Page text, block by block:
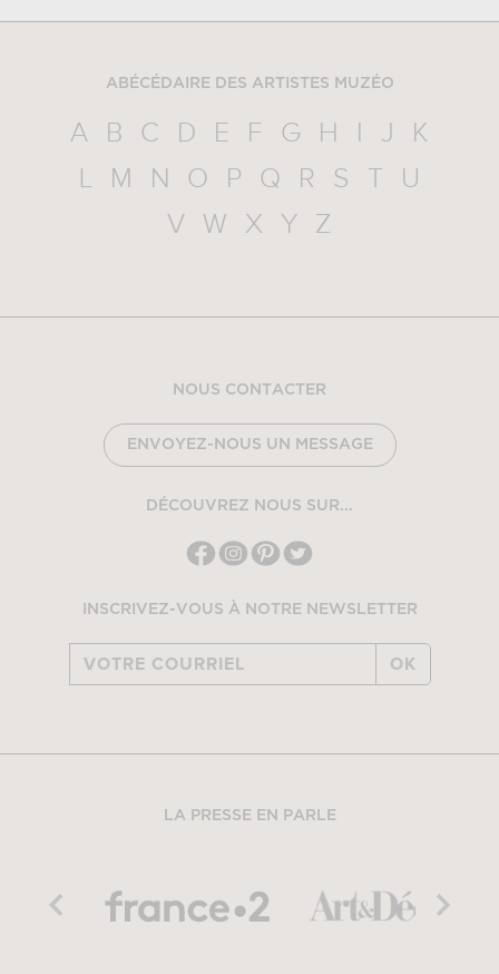
ABÉCÉDAIRE DES ARTISTES MUZÉO
A B C D E F G H I J
K
L
M N O P Q R S T
U
V
W X Y Z
NOUS CONTACTER
ENVOYEZ-NOUS UN MESSAGE
DÉCOUVREZ NOUS SUR...
INSCRIVEZ-VOUS À NOTRE NEWSLETTER
OK
LA PRESSE EN PARLE